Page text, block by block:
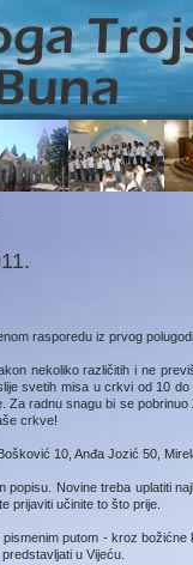
rasporedu iz prvog
nekoliko različitih i ne
svetih misa u crkvi od 10
radnu snagu bi se
crkve!
10, Anđa Jozić 50,
popisu. Novine treba uplatiti
prijaviti učinite to što prije.
putom - kroz
u Vijeću.